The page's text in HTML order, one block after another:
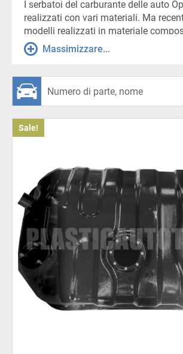
I serbatoi del carburante delle auto
realizzati con vari materiali. Ma
modelli realizzati in materiale
sono diventati sempre più popolari. I
in plastica per le auto Opel sono il
sono dotati di deflettori che
carburante in modo uniforme.
In caso di guida aggressiva, ad
premendo improvvisamente il pedale
Quando dovresti
serbatoio del
tua auto?
I serbatoi di gas in plastica vengono
sostituire le parti di fabbrica.
una serie di motivi: marciume,
o un veicolo coinvolto in un
motivo per acquistare un modello in
Massimizzare...
Sale!